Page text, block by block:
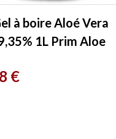
à boire Aloé Vera
1L Prim Aloe
€